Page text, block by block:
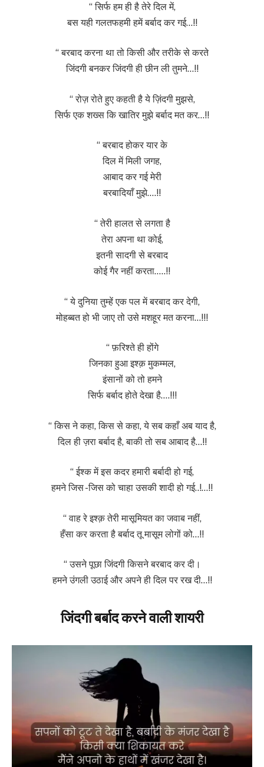
“ सिर्फ हम ही है तेरे दिल में,
बस यही गलतफहमी हमें बर्बाद कर गई…!!
“ बरबाद करना था तो किसी और तरीके से करते
जिंदगी बनकर जिंदगी ही छीन ली तुमने…!!
“ रोज़ रोते हुए कहती है ये ज़िंदगी मुझसे,
सिर्फ एक शख्स कि खातिर मुझे बर्बाद मत कर…!!
“ बरबाद होकर यार के
दिल में मिली जगह,
आबाद कर गई मेरी
बरबादियाँ मुझे….!!
“ तेरी हालत से लगता है
तेरा अपना था कोई,
इतनी सादगी से बरबाद
कोई गैर नहीं करता…..!!
“ ये दुनिया तुम्हें एक पल में बरबाद कर देगी,
मोहब्बत हो भी जाए तो उसे मशहूर मत करना…!!!
“ फ़रिश्ते ही होंगे
जिनका हुआ इश्क़ मुकम्मल,
इंसानों को तो हमने
सिर्फ बर्बाद होते देखा है….!!!
“ किस ने कहा, किस से कहा, ये सब कहाँ अब याद है,
दिल ही ज़रा बर्बाद है, बाकी तो सब आबाद है…!!
“ ईश्क में इस कदर हमारी बर्बादी हो गई,
हमने जिस -जिस को चाहा उसकी शादी हो गई..!…!!
“ वाह रे इश्क़ तेरी मासूमियत का जवाब नहीं,
हँसा कर करता है बर्बाद तू मासूम लोगों को…!!
“ उसने पूछा जिंदगी किसने बरबाद कर दी।
हमने उंगली उठाई और अपने ही दिल पर रख दी…!!
जिंदगी बर्बाद करने वाली शायरी